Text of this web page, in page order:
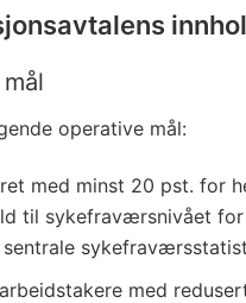
operative mål:
med minst 20 pst. for
til sykefraværsnivået
med